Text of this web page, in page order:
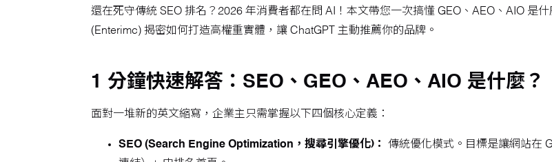
還在死守傳統 SEO 排名？2026 年消費者都在問 AI！本文帶您一次搞懂 GEO、AEO、AIO 是
(Enterimc) 揭密如何打造高權重實體，讓 ChatGPT 主動推薦你的品牌。
1 分鐘快速解答：SEO、GEO、AEO、AIO 是什麼？
面對一堆新的英文縮寫，企業主只需掌握以下四個核心定義：
SEO (Search Engine Optimization，搜尋引擎優化)：
傳統優化模式。目標是讓網站在